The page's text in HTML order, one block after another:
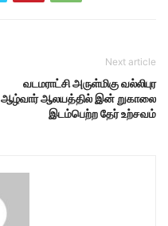
Next article
வடமராட்சி அருள்மிகு வல்லிபுர
ஆழ்வார் ஆலயத்தில் இன் றுகாலை
இடம்பெற்ற தேர் உற்சவம்